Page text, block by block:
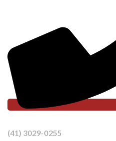
(41) 3029-0255